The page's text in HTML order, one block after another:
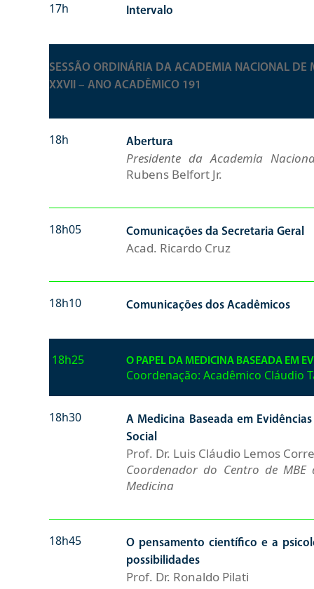
17h Intervalo
SESSÃO ORDINÁRIA DA ACADEMIA NACIONAL DE
XXVII – ANO ACADÊMICO 191
18h Abertura
Presidente da Academia
Rubens Belfort Jr.
18h05 Comunicações da Secretaria Geral
Acad. Ricardo Cruz
18h10 Comunicações dos Acadêmicos
18h25 O PAPEL DA MEDICINA BASEADA EM
Coordenação: Acadêmico Cláudio
18h30
A Medicina Baseada em
Social
Prof. Dr. Luis Cláudio Lemos
Coordenador do Centro de MBE
Medicina
18h45
O pensamento científico e a
possibilidades
Prof. Dr. Ronaldo Pilati